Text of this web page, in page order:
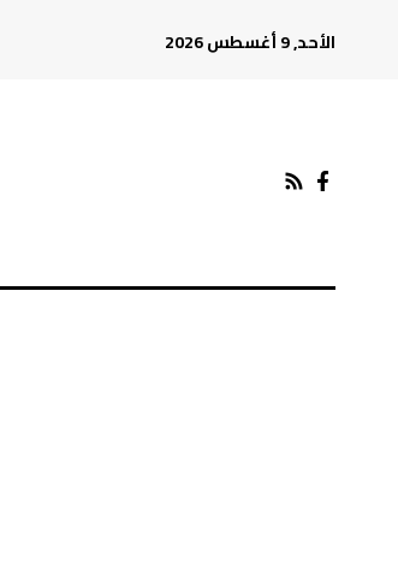
الأحد, 9 أغسطس 2026